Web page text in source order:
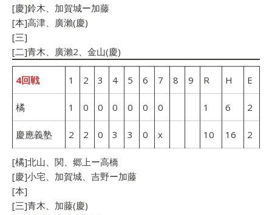
[慶]鈴木、加賀城ー加藤
[本]高津、廣瀨(慶)
[三]
[二]青木、廣瀨2、金山(慶)
4回戦 1 2 3 4 5 6 7 8 9 R H E
橘 1 0 0 0 0 0 0 1 6 2
慶應義塾 2 2 0 3 3 0 x 10 16 2
[橘]北山、関、郷上ー高橋
[慶]小宅、加賀城、吉野ー加藤
[本]
[三]青木、加藤(慶)